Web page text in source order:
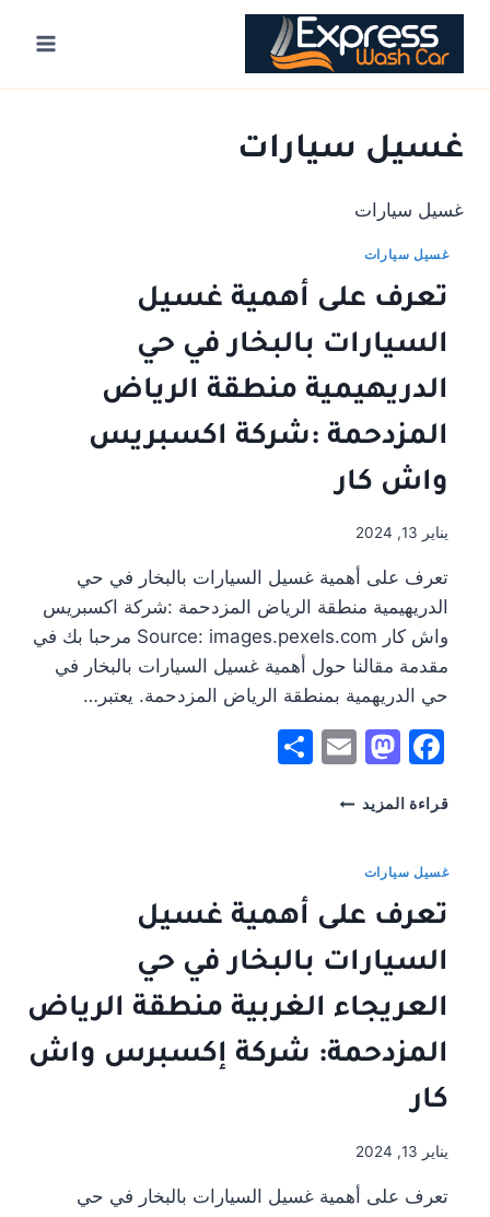
Skip
content
غسيل سيارات
غسيل سيارات
غسيل سيارات
تعرف على أهمية غسيل
السيارات بالبخار في حي
الدريهيمية منطقة الرياض
المزدحمة :شركة اكسبريس
واش كار
يناير 13, 2024
تعرف على أهمية غسيل السيارات بالبخار في حي
الدريهيمية منطقة الرياض المزدحمة :شركة اكسبريس
واش كار Source: images.pexels.com مرحبا بك في
مقدمة مقالنا حول أهمية غسيل السيارات بالبخار في
حي الدريهمية بمنطقة الرياض المزدحمة. يعتبر…
Facebook
Mastodon
Email
Share
قراءة المزيد تعرف
بالبخار
حي
الدريهيمية
منطقة
المزدحمة
كار
غسيل سيارات
تعرف على أهمية غسيل
السيارات بالبخار في حي
العريجاء الغربية منطقة الرياض
المزدحمة: شركة إكسبرس واش
كار
يناير 13, 2024
تعرف على أهمية غسيل السيارات بالبخار في حي